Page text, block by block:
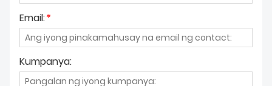
Email:*
Kumpanya: